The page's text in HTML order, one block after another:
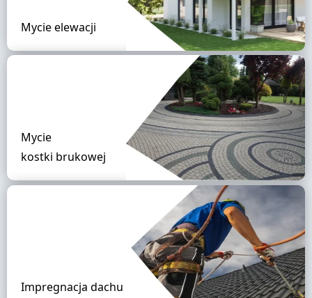
Mycie elewacji
Mycie
kostki brukowej
Impregnacja dachu